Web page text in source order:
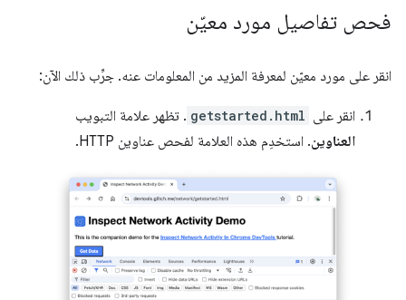
فحص تفاصيل مورد معيّن
انقر على مورد معيّن لمعرفة المزيد من المعلومات عنه. جرِّب ذلك الآن:
انقر على getstarted.html . تظهر علامة التبويب
العناوين. استخدِم هذه العلامة لفحص عناوين HTTP.